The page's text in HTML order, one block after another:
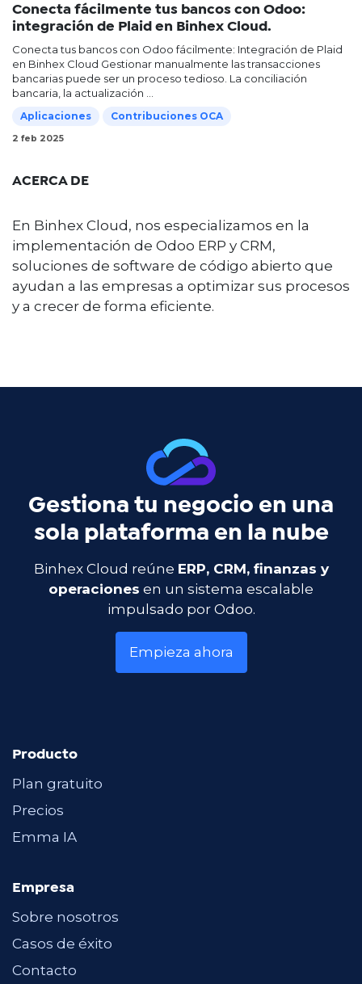
Conecta fácilmente tus bancos con Odoo:
integración de Plaid en Binhex Cloud.
Conecta tus bancos con Odoo fácilmente: Integración de Plaid
en Binhex Cloud Gestionar manualmente las transacciones
bancarias puede ser un proceso tedioso. La conciliación
bancaria, la actualización ...
Aplicaciones Contribuciones OCA
2 feb 2025
ACERCA DE
En Binhex Cloud, nos especializamos en la
implementación de Odoo ERP y CRM,
soluciones de software de código abierto que
ayudan a las empresas a optimizar sus procesos
y a crecer de forma eficiente.
Gestiona tu negocio en una
sola plataforma en la nube
Binhex Cloud reúne ERP, CRM, finanzas y
operaciones en un sistema escalable
impulsado por Odoo.
Empieza ahora
Producto
Plan gratuito
Precios
Emma IA
Empresa
Sobre nosotros
Casos de éxito
Contacto